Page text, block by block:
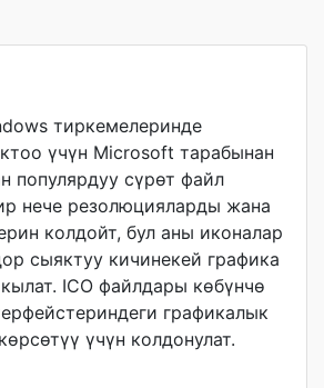
тиркемелеринде
үчүн Microsoft тарабынан
популярдуу сүрөт файл
нече резолюцияларды жана
колдойт, бул аны иконалар
сыяктуу кичинекей графика
ICO файлдары көбүнчө
графикалык
үчүн колдонулат.